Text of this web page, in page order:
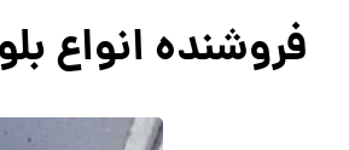
فروشنده انواع